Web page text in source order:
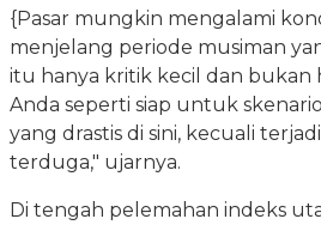
{Pasar mungkin mengalami
menjelang periode musiman
itu hanya kritik kecil dan bukan
Anda seperti siap untuk
yang drastis di sini, kecuali
terduga," ujarnya.
Di tengah pelemahan indeks